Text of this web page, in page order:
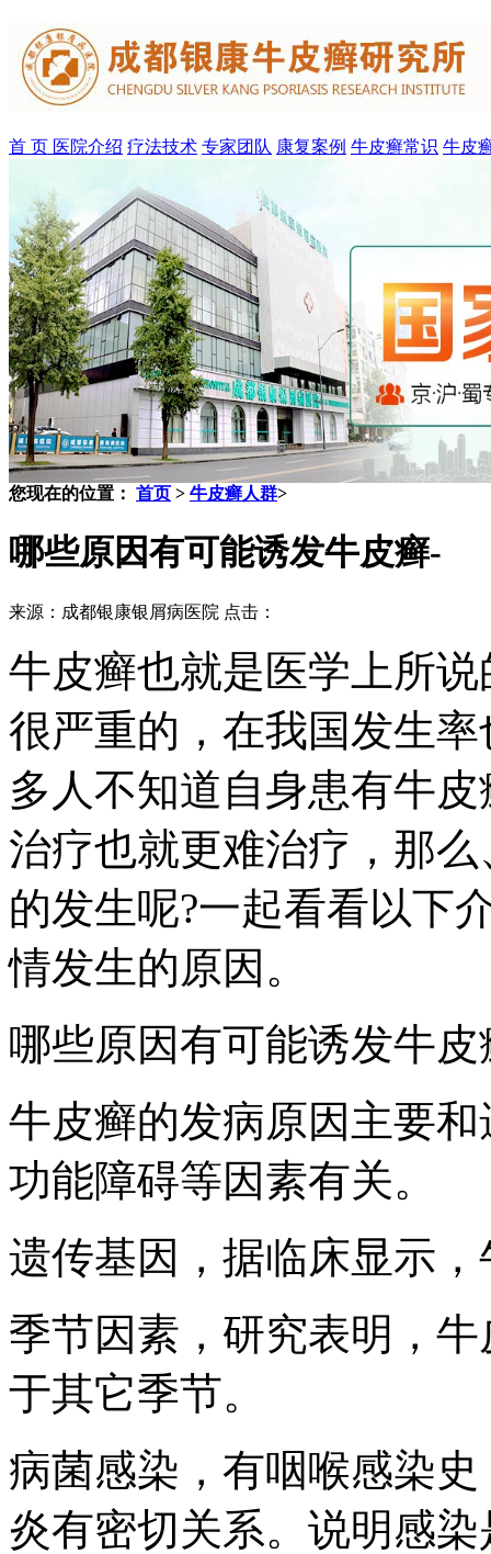
首 页 医院介绍 疗法技术 专家团队 康复案例 牛皮癣常识 牛皮
您现在的位置： 首页 > 牛皮癣人群>
哪些原因有可能诱发牛皮癣-
来源：成都银康银屑病医院 点击：
牛皮癣也就是医学上所
很严重的，在我国发生
多人不知道自身患有牛
治疗也就更难治疗，那
的发生呢?一起看看以下
情发生的原因。
哪些原因有可能诱发牛皮
牛皮癣的发病原因主要
功能障碍等因素有关。
遗传基因，据临床显示
季节因素，研究表明，
于其它季节。
病菌感染，有咽喉感染
炎有密切关系。说明感